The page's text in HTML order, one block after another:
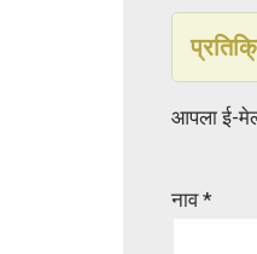
r
e
आपला ई-
नाव*